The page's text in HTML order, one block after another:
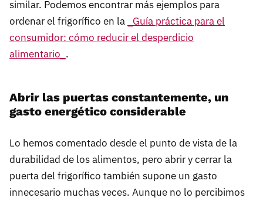
similar. Podemos encontrar más ejemplos para
ordenar el frigorífico en la
_Guía práctica para el
consumidor: cómo reducir el desperdicio
alimentario_ .
Abrir las puertas constantemente, un
gasto energético considerable
Lo hemos comentado desde el punto de vista de la
durabilidad de los alimentos, pero abrir y cerrar la
puerta del frigorífico también supone un gasto
innecesario muchas veces. Aunque no lo percibimos